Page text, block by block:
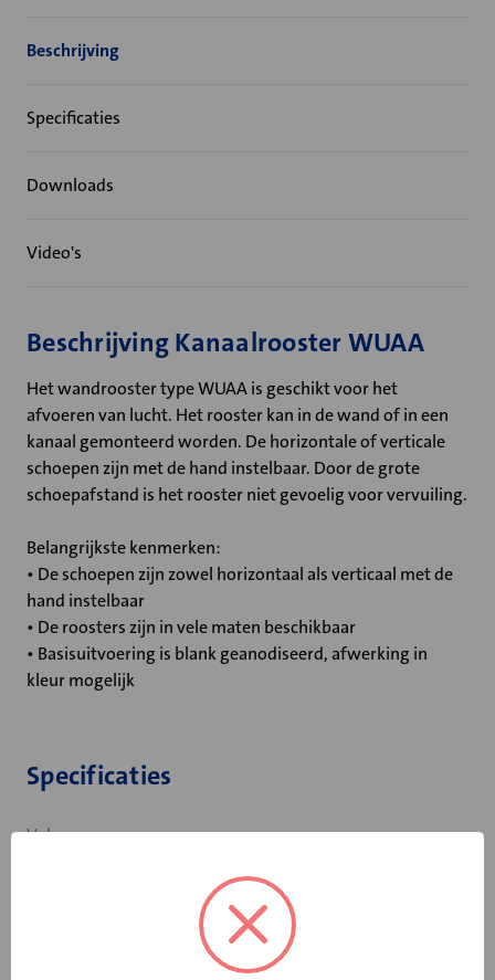
Beschrijving
Specificaties
Downloads
Video's
Beschrijving Kanaalrooster WUAA
Het wandrooster type WUAA is geschikt voor het
afvoeren van lucht. Het rooster kan in de wand of in een
kanaal gemonteerd worden. De horizontale of verticale
schoepen zijn met de hand instelbaar. Door de grote
schoepafstand is het rooster niet gevoelig voor vervuiling.
Belangrijkste kenmerken:
• De schoepen zijn zowel horizontaal als verticaal met de
hand instelbaar
• De roosters zijn in vele maten beschikbaar
• Basisuitvoering is blank geanodiseerd, afwerking in
kleur mogelijk
Specificaties
Volume-
Nee